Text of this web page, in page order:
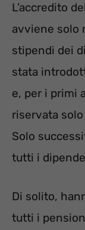
L’accredito
avviene solo
stipendi dei
stata
e, per i primi
riservata
Solo
tutti i
Di solito,
tutti i